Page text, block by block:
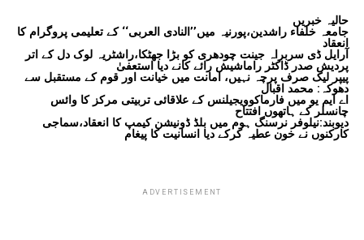
حالیہ خبریں
جامعہ خلفاء راشدین،پورنیہ میں’’النادی العربی‘‘ کے تعلیمی پروگرام کا
انعقاد
آرایل ڈی سربراہ جینت چودھری کو بڑا جھٹکا،راشٹریہ لوک دل کے اتر
پردیش صدر ڈاکٹر راماشیش رائے کانے دیا استعفیٰ
پیپر لیک صرف پرچہ نہیں، امانت میں خیانت اور قوم کے مستقبل سے
دھوکہ: محمد اقبال
اے ایم یو میں فارماکوویجیلنس کے علاقائی تربیتی مرکز کا وائس
چانسلر کے ہاتھوں افتتاح
دیوبند:نیلوفر نرسنگ ہوم میں بلڈ ڈونیشن کیمپ کا انعقاد،سماجی
کارکنوں نے خون عطیہ کرکے دیا انسانیت کا پیغام
ADVERTISEMENT